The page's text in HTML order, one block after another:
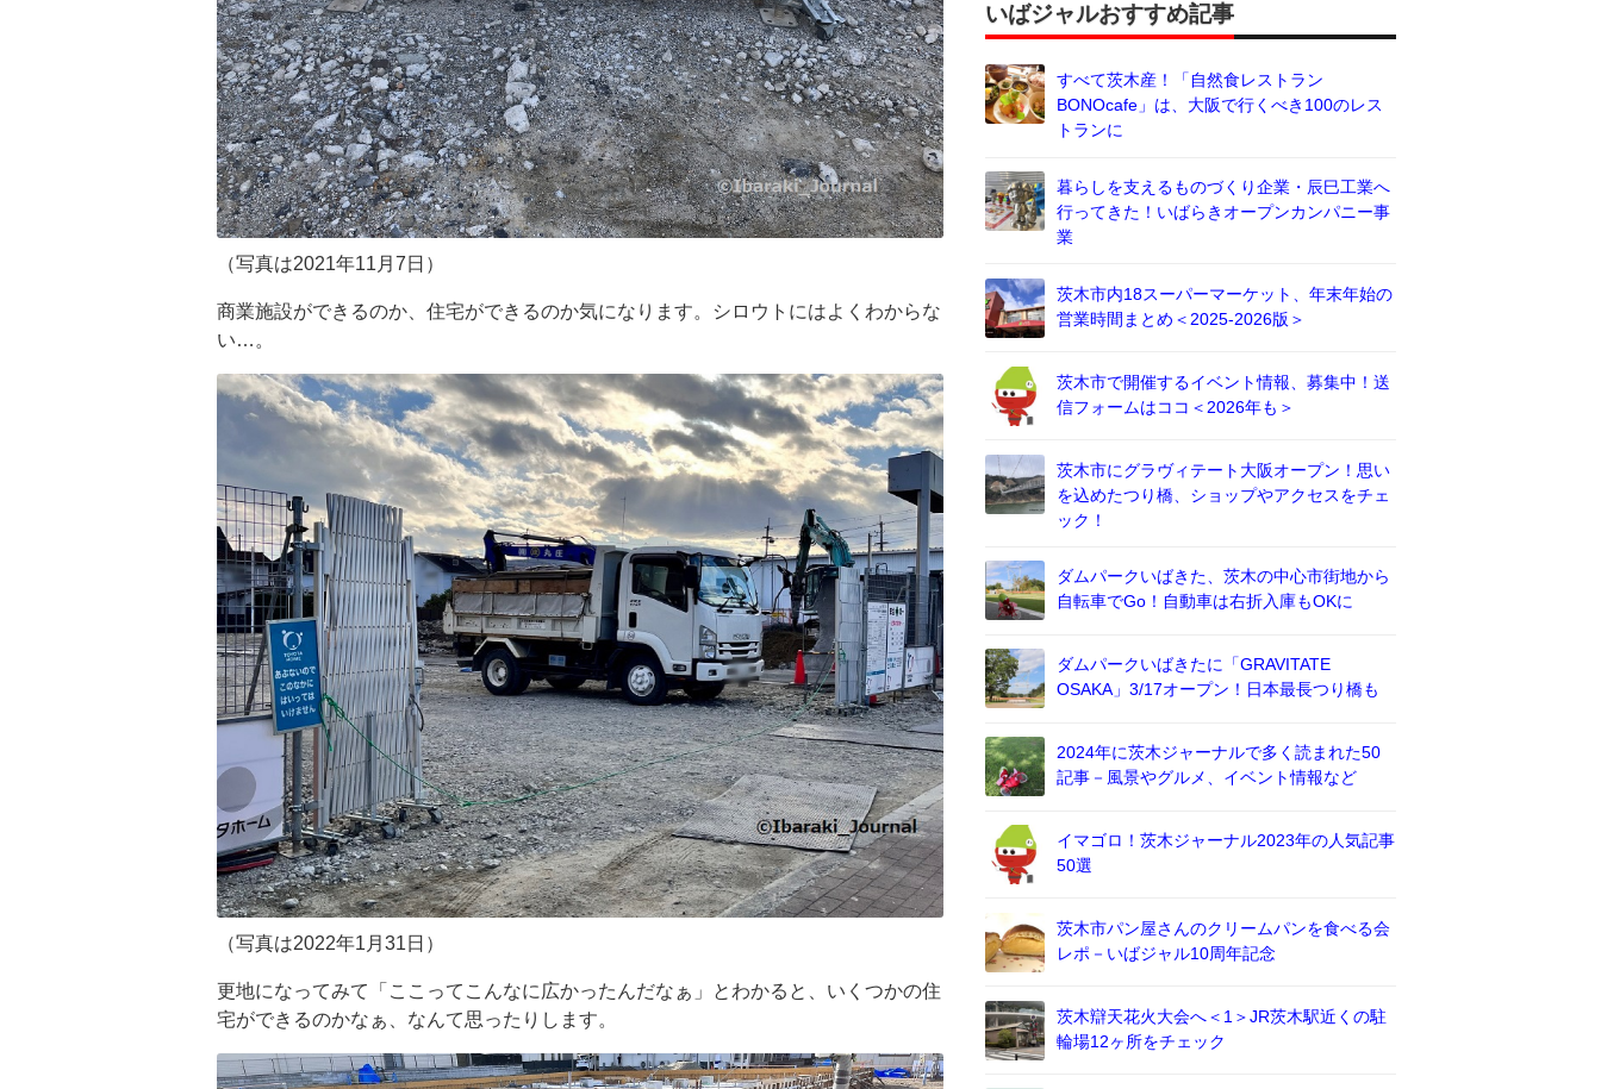
（写真は2021年11月7日）
商業施設ができるのか、住宅ができるのか気になります。シロウトにはよくわからな
い…。
（写真は2022年1月31日）
更地になってみて「ここってこんなに広かったんだなぁ」とわかると、いくつかの住
宅ができるのかなぁ、なんて思ったりします。
いばジャルおすすめ記事
すべて茨木産！「自然食レストラン
BONOcafe」は、大阪で行くべき100のレス
トランに
暮らしを支えるものづくり企業・辰巳工業へ
行ってきた！いばらきオープンカンパニー事
業
茨木市内18スーパーマーケット、年末年始の
営業時間まとめ＜2025-2026版＞
茨木市で開催するイベント情報、募集中！送
信フォームはココ＜2026年も＞
茨木市にグラヴィテート大阪オープン！思い
を込めたつり橋、ショップやアクセスをチェ
ック！
ダムパークいばきた、茨木の中心市街地から
自転車でGo！自動車は右折入庫もOKに
ダムパークいばきたに「GRAVITATE
OSAKA」3/17オープン！日本最長つり橋も
2024年に茨木ジャーナルで多く読まれた50
記事－風景やグルメ、イベント情報など
イマゴロ！茨木ジャーナル2023年の人気記事
50選
茨木市パン屋さんのクリームパンを食べる会
レポ－いばジャル10周年記念
茨木辯天花火大会へ＜1＞JR茨木駅近くの駐
輪場12ヶ所をチェック